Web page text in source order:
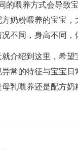
的喂养方式会导致
奶粉喂养的宝宝
不同，身高不同，
介绍到这里，希
常的特征与宝宝
乳喂养还是配方